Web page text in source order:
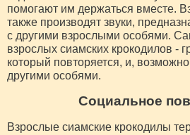
помогают им держаться вместе.
также производят звуки,
с другими взрослыми особями.
взрослых сиамских крокодилов -
который повторяется, и,
другими особями.
Социальное
Взрослые сиамские крокодилы